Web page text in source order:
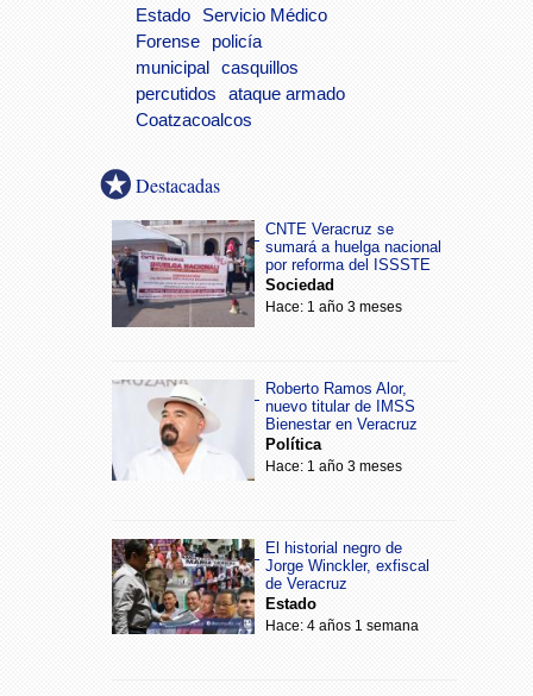
Estado
Servicio Médico
Forense
policía
municipal
casquillos
percutidos
ataque armado
Coatzacoalcos
Destacadas
CNTE Veracruz se
sumará a huelga nacional
por reforma del ISSSTE
Sociedad
Hace: 1 año 3 meses
Roberto Ramos Alor,
nuevo titular de IMSS
Bienestar en Veracruz
Política
Hace: 1 año 3 meses
El historial negro de
Jorge Winckler, exfiscal
de Veracruz
Estado
Hace: 4 años 1 semana